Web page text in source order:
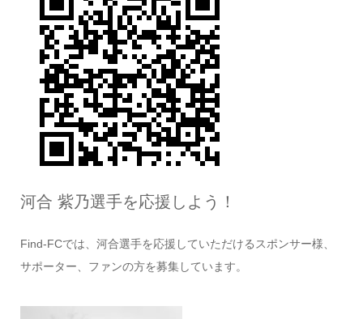
河合 紫乃選手を応援しよう！
Find-FCでは、河合選手を応援していただけるスポンサー様、
サポーター、ファンの方を募集しています。